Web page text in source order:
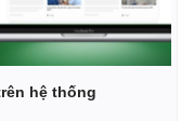
hệ thống